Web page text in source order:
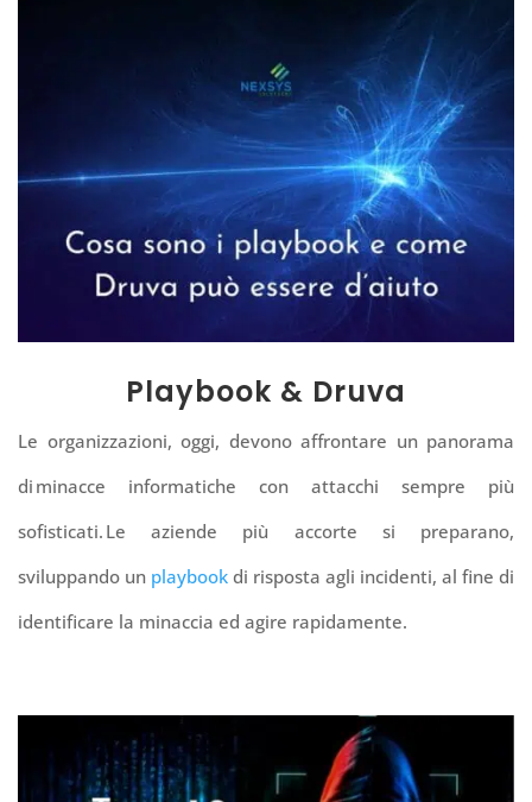
Playbook & Druva
Le organizzazioni, oggi, devono affrontare un panorama
di minacce informatiche con attacchi sempre più
sofisticati. Le aziende più accorte si preparano,
sviluppando un playbook di risposta agli incidenti, al fine di
identificare la minaccia ed agire rapidamente.